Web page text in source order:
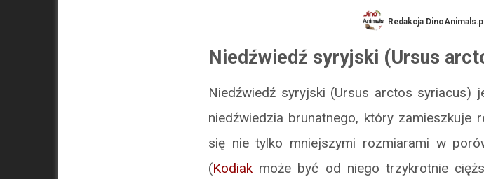
Redakcja DinoAnimals.pl
Niedźwiedź syryjski (Ursus
Niedźwiedź syryjski (Ursus arctos syriacus)
niedźwiedzia brunatnego, który zamieszkuje
się nie tylko mniejszymi rozmiarami w
(Kodiak może być od niego trzykrotnie